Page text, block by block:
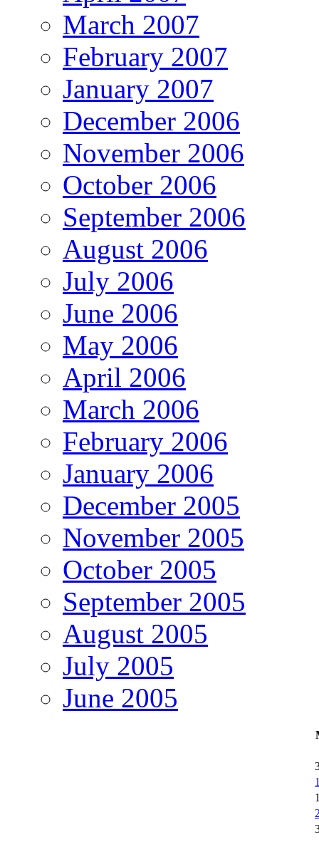
March 2007
February 2007
January 2007
December 2006
November 2006
October 2006
September 2006
August 2006
July 2006
June 2006
May 2006
April 2006
March 2006
February 2006
January 2006
December 2005
November 2005
October 2005
September 2005
August 2005
July 2005
June 2005